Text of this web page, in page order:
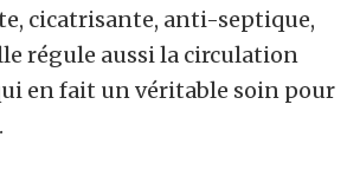
cicatrisante, anti-septique,
régule aussi la circulation
en fait un véritable soin pour